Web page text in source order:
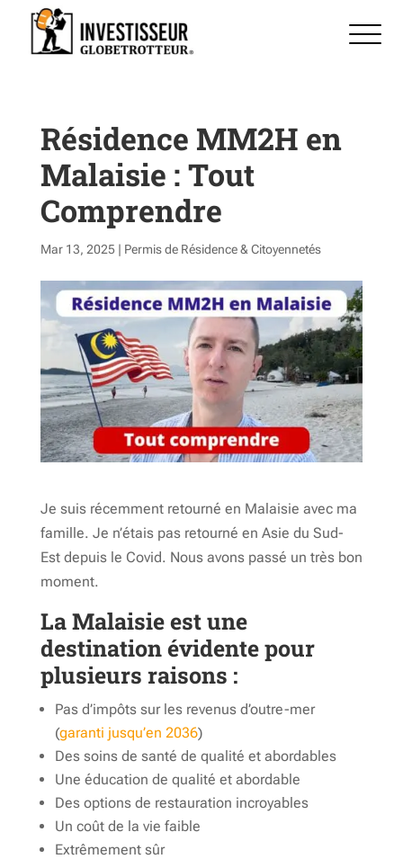
Résidence MM2H en
Malaisie : Tout
Comprendre
Mar 13, 2025| Permis de Résidence & Citoyennetés
Je suis récemment retourné en Malaisie avec ma
famille. Je n’étais pas retourné en Asie du Sud-
Est depuis le Covid. Nous avons passé un très bon
moment.
La Malaisie est une
destination évidente pour
plusieurs raisons :
Pas d’impôts sur les revenus d’outre-mer
(garanti jusqu’en 2036)
Des soins de santé de qualité et abordables
Une éducation de qualité et abordable
Des options de restauration incroyables
Un coût de la vie faible
Extrêmement sûr